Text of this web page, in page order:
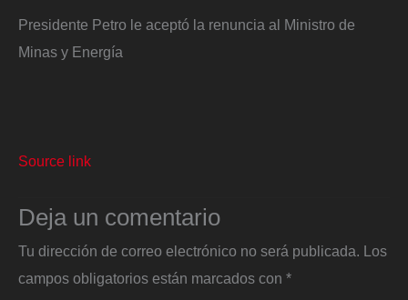
Presidente Petro le aceptó la renuncia al Ministro de
Minas y Energía
Source link
Deja un comentario
Tu dirección de correo electrónico no será publicada. Los
campos obligatorios están marcados con *